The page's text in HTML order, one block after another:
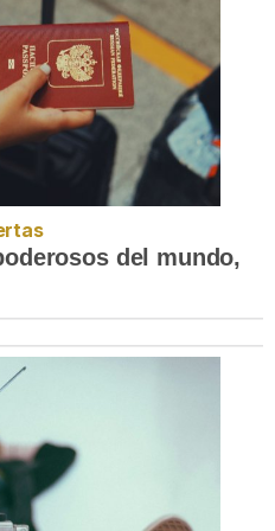
del mundo,